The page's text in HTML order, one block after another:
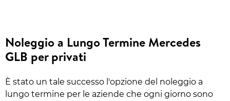
Noleggio a Lungo Termine Mercedes
GLB per privati
È stato un tale successo l'opzione del noleggio a
lungo termine per le aziende che ogni giorno sono